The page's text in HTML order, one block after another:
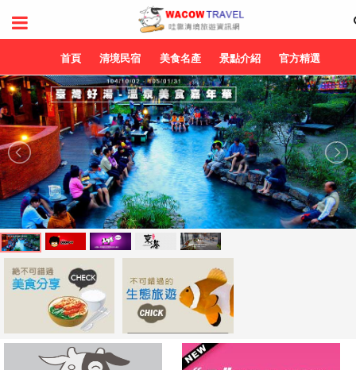
首頁 清境民宿 美食名產 景點介紹 官方精選